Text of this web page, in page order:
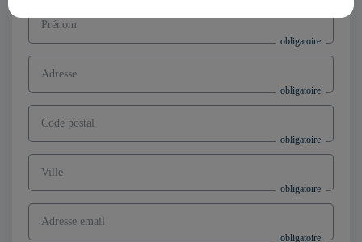
Prénom
Adresse
Code postal
Ville
Adresse email